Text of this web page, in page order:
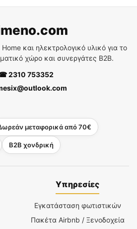
και ηλεκτρολογικό υλικό για το
χώρο και συνεργάτες B2B.
2310 753352
μεταφορικά από 70€
B2B χονδρική
Υπηρεσίες
Εγκατάσταση φωτιστικών
Πακέτα Airbnb / Ξενοδοχεία